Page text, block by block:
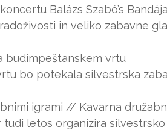
Balázs Szabó’s
in veliko zabavne
budimpeštanskem vrtu
bo potekala silvestrska
igrami // Kavarna
tudi letos organizira